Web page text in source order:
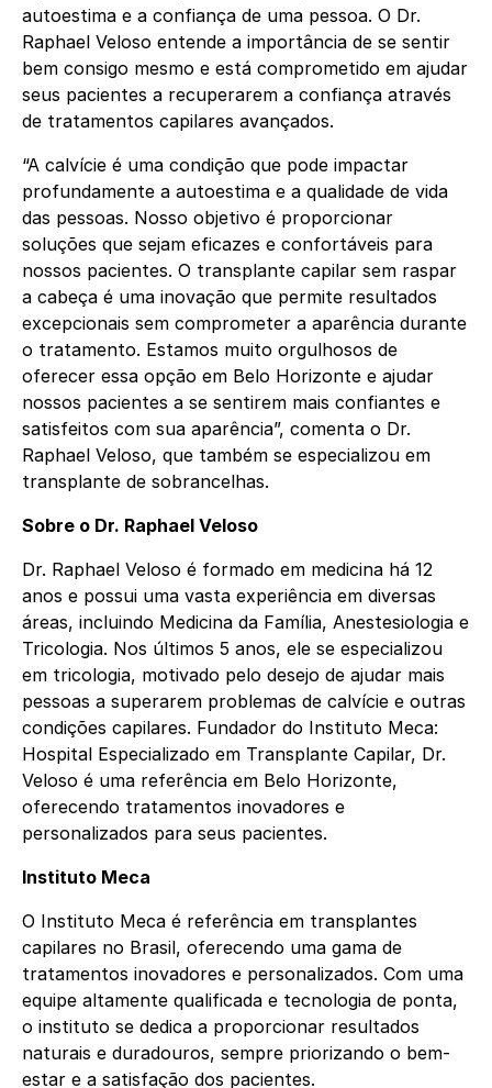
autoestima e a confiança de uma pessoa. O Dr.
Raphael Veloso entende a importância de se sentir
bem consigo mesmo e está comprometido em ajudar
seus pacientes a recuperarem a confiança através
de tratamentos capilares avançados.
“A calvície é uma condição que pode impactar
profundamente a autoestima e a qualidade de vida
das pessoas. Nosso objetivo é proporcionar
soluções que sejam eficazes e confortáveis para
nossos pacientes. O transplante capilar sem raspar
a cabeça é uma inovação que permite resultados
excepcionais sem comprometer a aparência durante
o tratamento. Estamos muito orgulhosos de
oferecer essa opção em Belo Horizonte e ajudar
nossos pacientes a se sentirem mais confiantes e
satisfeitos com sua aparência”, comenta o Dr.
Raphael Veloso, que também se especializou em
transplante de sobrancelhas.
Sobre o Dr. Raphael Veloso
Dr. Raphael Veloso é formado em medicina há 12
anos e possui uma vasta experiência em diversas
áreas, incluindo Medicina da Família, Anestesiologia e
Tricologia. Nos últimos 5 anos, ele se especializou
em tricologia, motivado pelo desejo de ajudar mais
pessoas a superarem problemas de calvície e outras
condições capilares. Fundador do Instituto Meca:
Hospital Especializado em Transplante Capilar, Dr.
Veloso é uma referência em Belo Horizonte,
oferecendo tratamentos inovadores e
personalizados para seus pacientes.
Instituto Meca
O Instituto Meca é referência em transplantes
capilares no Brasil, oferecendo uma gama de
tratamentos inovadores e personalizados. Com uma
equipe altamente qualificada e tecnologia de ponta,
o instituto se dedica a proporcionar resultados
naturais e duradouros, sempre priorizando o bem-
estar e a satisfação dos pacientes.